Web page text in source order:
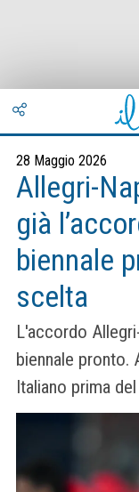
28 Maggio 2026
Allegri-
già
biennale
scelta
L'accordo
biennale pronto.
Italiano prima